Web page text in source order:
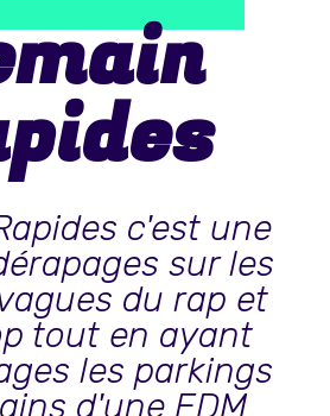
c'est une
sur les
du rap et
tout en ayant
les parkings
d'une EDM